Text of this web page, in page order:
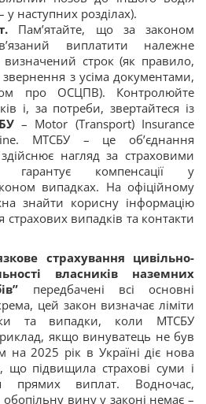
у наступних розділах).
Пам’ятайте, що за законом
виплатити належне
строк (як правило,
з усіма документами,
про ОСЦПВ). Контролюйте
і, за потреби, звертайтеся із
– Motor (Transport) Insurance
МТСБУ – це об’єднання
нагляд за страховими
гарантує компенсації у
випадках. На офіційному
знайти корисну інформацію
випадків та контакти
страхування цивільно-
власників наземних
передбачені всі основні
цей закон визначає ліміти
та випадки, коли МТСБУ
якщо винуватець не був
на 2025 рік в Україні діє нова
що підвищила страхові суми і
прямих виплат. Водночас,
вину у законі немає –